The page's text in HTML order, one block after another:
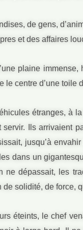
de gens,
et des affaires
plaine
centre d’une toile
étranges, à
Ils arrivaient
jusqu’à
dans un
dépassait, les
solidité, de force,
éteints, le chef